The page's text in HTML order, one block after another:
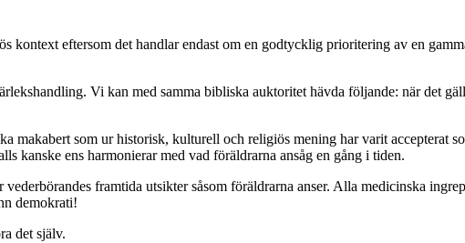
kontext eftersom det handlar endast om en godtycklig prioritering av en
Vi kan med samma bibliska auktoritet hävda följande: när det
makabert som ur historisk, kulturell och religiös mening har varit accepterat
kanske ens harmonierar med vad föräldrarna ansåg en gång i tiden.
framtida utsikter såsom föräldrarna anser. Alla medicinska
demokrati!
det själv.